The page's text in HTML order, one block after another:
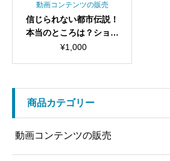
動画コンテンツの販売
信じられない都市伝説！
本当のところは？ショー
ト動画セット
¥1,000
商品カテゴリー
動画コンテンツの販売